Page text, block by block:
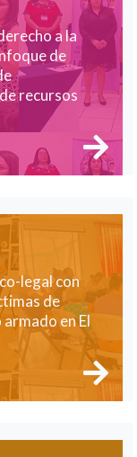
a la
de
recursos
legal con
de
en El